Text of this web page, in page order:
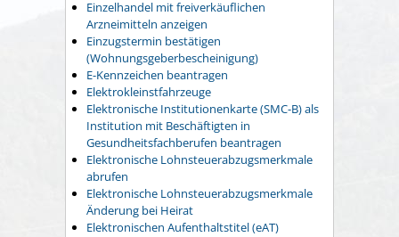
Einzelhandel mit freiverkäuflichen
Arzneimitteln anzeigen
Einzugstermin bestätigen
(Wohnungsgeberbescheinigung)
E-Kennzeichen beantragen
Elektrokleinstfahrzeuge
Elektronische Institutionenkarte (SMC-B) als
Institution mit Beschäftigten in
Gesundheitsfachberufen beantragen
Elektronische Lohnsteuerabzugsmerkmale
abrufen
Elektronische Lohnsteuerabzugsmerkmale
Änderung bei Heirat
Elektronischen Aufenthaltstitel (eAT)